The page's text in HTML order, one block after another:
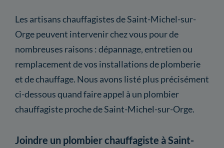
Les artisans chauffagistes de Saint-Michel-sur-
Orge peuvent intervenir chez vous pour de
nombreuses raisons : dépannage, entretien ou
remplacement de vos installations de plomberie
et de chauffage. Nous avons listé plus précisément
ci-dessous quand faire appel à un plombier
chauffagiste proche de Saint-Michel-sur-Orge.
Joindre un plombier chauffagiste à Saint-